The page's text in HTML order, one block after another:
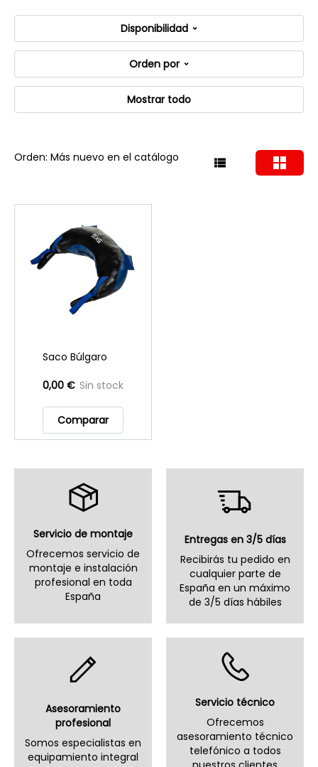
Disponibilidad
Orden por
Mostrar todo
Orden: Más nuevo en el catálogo
Saco Búlgaro
0,00 € Sin stock
Comparar
Servicio de montaje
Ofrecemos servicio de
montaje e instalación
profesional en toda
España
Entregas en 3/5 días
Recibirás tu pedido en
cualquier parte de
España en un máximo
de 3/5 días hábiles
Asesoramiento
profesional
Somos especialistas en
equipamiento integral
Servicio técnico
Ofrecemos
asesoramiento técnico
telefónico a todos